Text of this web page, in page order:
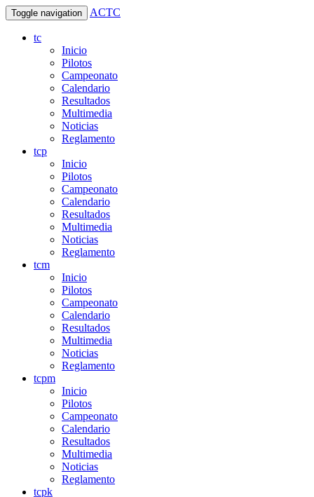
Toggle navigation ACTC
tc
Inicio
Pilotos
Campeonato
Calendario
Resultados
Multimedia
Noticias
Reglamento
tcp
Inicio
Pilotos
Campeonato
Calendario
Resultados
Multimedia
Noticias
Reglamento
tcm
Inicio
Pilotos
Campeonato
Calendario
Resultados
Multimedia
Noticias
Reglamento
tcpm
Inicio
Pilotos
Campeonato
Calendario
Resultados
Multimedia
Noticias
Reglamento
tcpk